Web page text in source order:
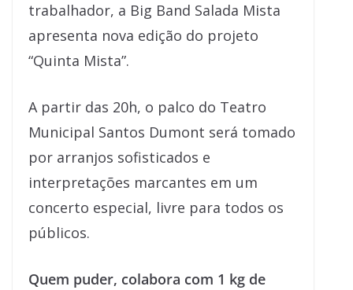
trabalhador, a Big Band Salada Mista
apresenta nova edição do projeto
“Quinta Mista”.
A partir das 20h, o palco do Teatro
Municipal Santos Dumont será tomado
por arranjos sofisticados e
interpretações marcantes em um
concerto especial, livre para todos os
públicos.
Quem puder, colabora com 1 kg de